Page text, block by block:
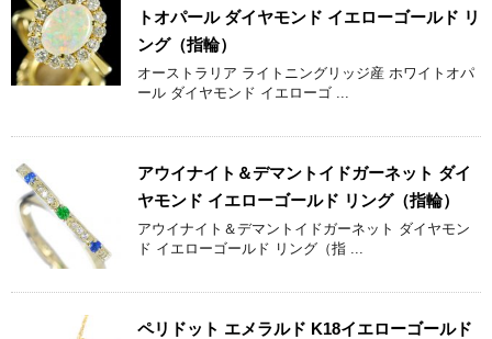
トオパール ダイヤモンド イエローゴールド リ
ング（指輪）
オーストラリア ライトニングリッジ産 ホワイトオパ
ール ダイヤモンド イエローゴ ...
アウイナイト＆デマントイドガーネット ダイ
ヤモンド イエローゴールド リング（指輪）
アウイナイト＆デマントイドガーネット ダイヤモン
ド イエローゴールド リング（指 ...
ペリドット エメラルド K18イエローゴールド